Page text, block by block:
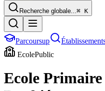
Recherche globale...⌘ K
Parcoursup
EcolePublic
Ecole